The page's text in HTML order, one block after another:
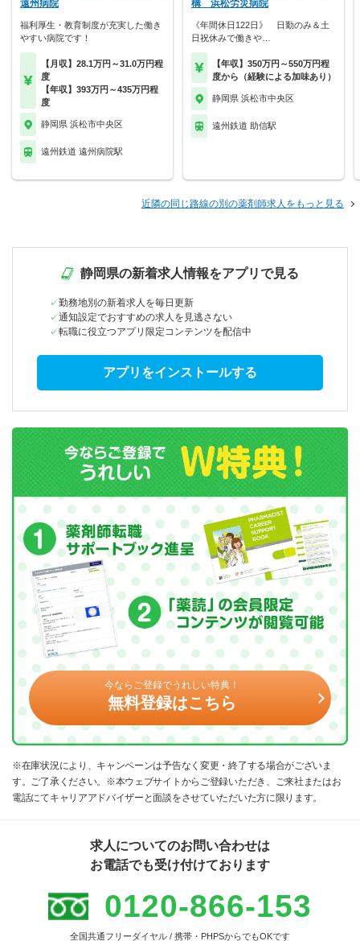
遠州病院
福利厚生・教育制度が充実した働き
やすい病院です！
【月収】28.1万円～31.0万円程
度
【年収】393万円～435万円程
度
静岡県 浜松市中央区
遠州鉄道 遠州病院駅
構 浜松労災病院
《年間休日122日》 日勤のみ＆土
日祝休みで働きや…
【年収】350万円～550万円程
度から（経験による加味あり）
静岡県 浜松市中央区
遠州鉄道 助信駅
近隣の同じ路線の別の薬剤師求人をもっと見る
静岡県の新着求人情報をアプリで見る
勤務地別の新着求人を毎日更新
通知設定でおすすめの求人を見逃さない
転職に役立つアプリ限定コンテンツを配信中
アプリをインストールする
今ならご登録でうれしい特典！
無料登録はこちら
※在庫状況により、キャンペーンは予告なく変更・終了する場合がございま
す。ご了承ください。※本ウェブサイトからご登録いただき、ご来社またはお
電話にてキャリアアドバイザーと面談をさせていただいた方に限ります。
求人についてのお問い合わせは
お電話でも受け付けております
0120-866-153
全国共通フリーダイヤル / 携帯・PHPSからでもOKです